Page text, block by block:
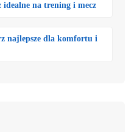
na trening i mecz
najlepsze dla komfortu i